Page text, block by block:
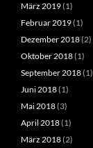
März 2019(1)
Februar 2019(1)
Dezember 2018(2)
Oktober 2018(1)
September 2018(1)
Juni 2018(1)
Mai 2018(3)
April 2018(1)
März 2018(2)